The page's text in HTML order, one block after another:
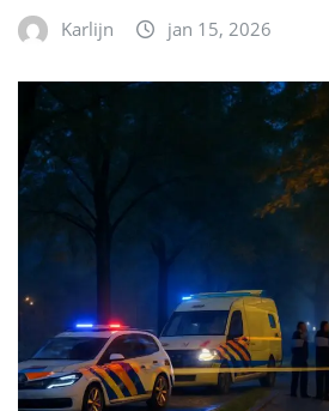
Karlijn jan 15, 2026